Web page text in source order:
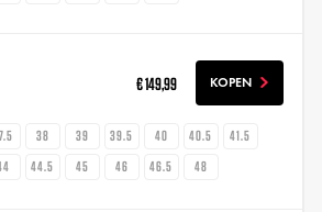
€ 149,99 KOPEN
38 39 39.5 40 40.5
41.5
44.5 45 46 46.5 48